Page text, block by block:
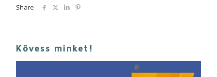
Share
Kövess minket!